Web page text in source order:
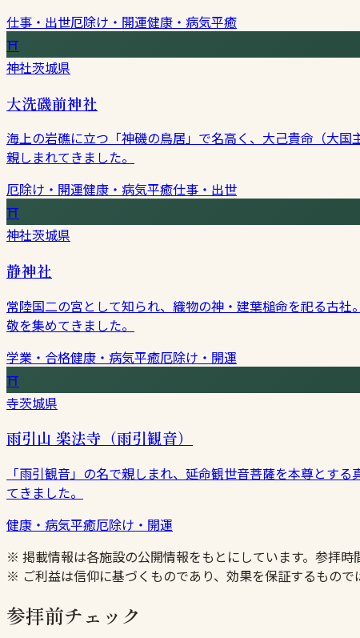
仕事・出世厄除け・開運健康・病気平癒
⛩
神社茨城県
大洗磯前神社
海上の岩礁に立つ「神磯の鳥居」で名高く、大己貴命（大
親しまれてきました。
厄除け・開運健康・病気平癒仕事・出世
⛩
神社茨城県
静神社
常陸国二の宮として知られ、織物の神・建葉槌命を祀る古
敬を集めてきました。
学業・合格健康・病気平癒厄除け・開運
⛩
寺茨城県
雨引山 楽法寺（雨引観音）
「雨引観音」の名で親しまれ、延命観世音菩薩を本尊とす
てきました。
健康・病気平癒厄除け・開運
※ 掲載情報は各施設の公開情報をもとにしています。参拝
※ ご利益は信仰に基づくものであり、効果を保証するもので
参拝前チェック